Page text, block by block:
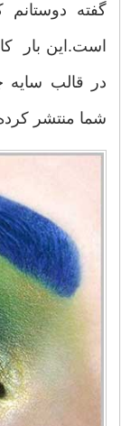
گفته
است.این بار
در قالب سایه
شما منتشر